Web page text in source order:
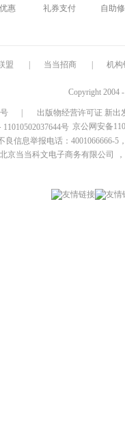
惠
礼券支付
自助
盟 当当招商 机构
Copyright 2004
出版物经营许可证 新出
京公网安备
良信息举报电话：4001066666-5
北京当当科文电子商务有限公司